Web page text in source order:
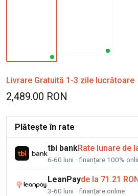
Livrare Gratuită 1-3 zile lucrătoare
2,489.00 RON
Plătește în rate
tbi bankRate lunare de
6-60 luni · finanțare 100%
LeanPayde la 71.21
3-60 luni · finanțare online